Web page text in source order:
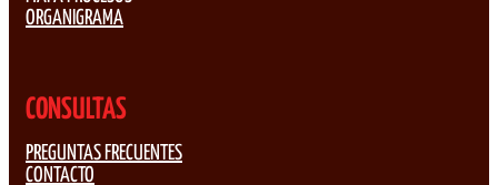
ORGANIGRAMA
CONSULTAS
PREGUNTAS FRECUENTES
CONTACTO